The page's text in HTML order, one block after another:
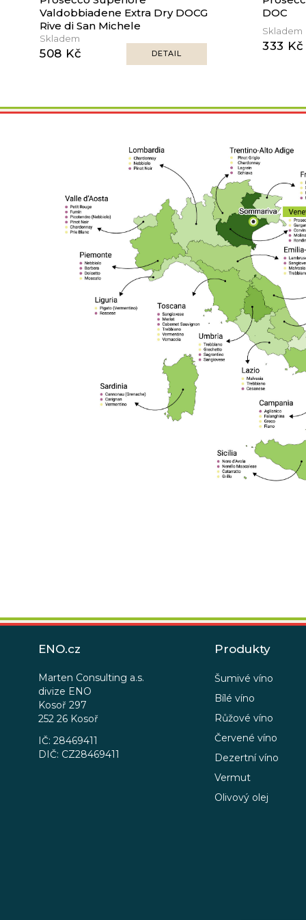
Valdobbiadene Extra Dry DOCG
Rive di San Michele
Skladem
508 Kč DETAIL
DOC
Skladem
333 Kč
Z
ENO.cz
Marten Consulting a.s.
divize ENO
Kosoř 297
252 26 Kosoř
IČ: 28469411
DIČ: CZ28469411
Produkty
Šumivé víno
Bílé víno
Růžové víno
Červené víno
Dezertní víno
Vermut
Olivový olej